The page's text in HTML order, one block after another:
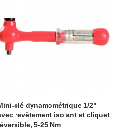
clé dynamométrique 1/2"
revêtement isolant et cliquet
5-25 Nm